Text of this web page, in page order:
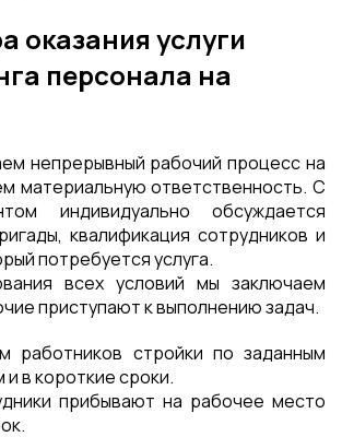
оказания услуги
персонала на
непрерывный рабочий процесс на
материальную ответственность. С
индивидуально обсуждается
квалификация сотрудников и
потребуется услуга.
всех условий мы заключаем
приступают к выполнению задач.
работников стройки по заданным
в короткие сроки.
прибывают на рабочее место